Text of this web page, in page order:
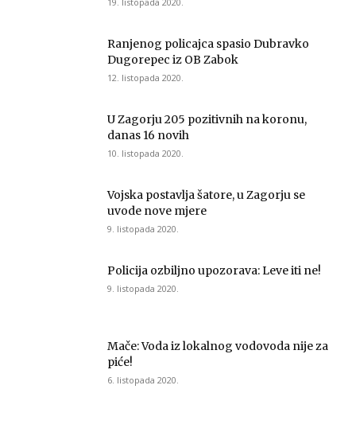
Ranjenog policajca spasio Dubravko
Dugorepec iz OB Zabok
12. listopada 2020.
U Zagorju 205 pozitivnih na koronu,
danas 16 novih
10. listopada 2020.
Vojska postavlja šatore, u Zagorju se
uvode nove mjere
9. listopada 2020.
Policija ozbiljno upozorava: Leve iti ne!
9. listopada 2020.
Mače: Voda iz lokalnog vodovoda nije za
piće!
6. listopada 2020.